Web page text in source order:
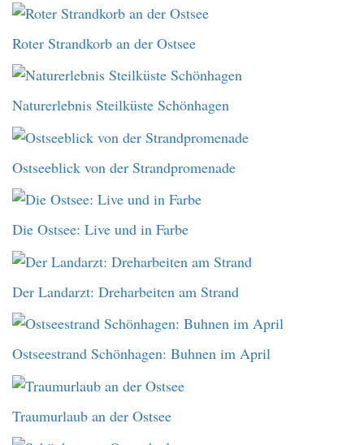
Roter Strandkorb an der Ostsee
Naturerlebnis Steilküste Schönhagen
Ostseeblick von der Strandpromenade
Die Ostsee: Live und in Farbe
Der Landarzt: Dreharbeiten am Strand
Ostseestrand Schönhagen: Buhnen im April
Traumurlaub an der Ostsee